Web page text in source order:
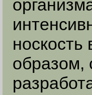
образом,